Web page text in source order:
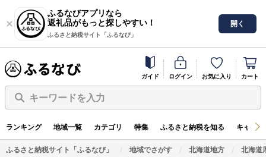
ふるなびアプリなら
返礼品がもっと探しやすい！
ふるさと納税サイト「ふるなび」
開く
ガイド ログイン お気に入り カート
キーワードを入力
ランキング 地域一覧 カテゴリ 特集 ふるさと納税を知る キャン
ふるさと納税サイト「ふるなび」 地域でさがす 北海道地方 北海道